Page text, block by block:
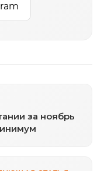
за ноябрь